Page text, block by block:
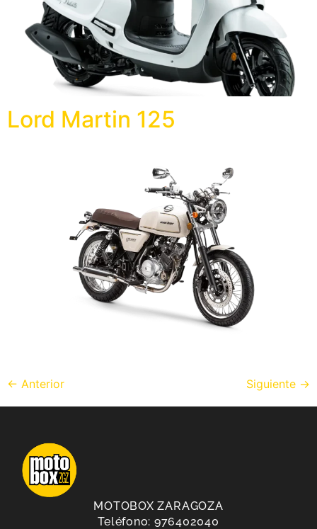
Lord Martin 125
← Anterior Siguiente →
MOTOBOX ZARAGOZA
Teléfono: 976402040